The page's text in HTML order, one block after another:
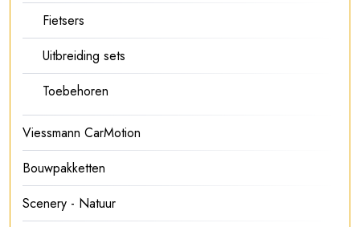
Fietsers
Uitbreiding sets
Toebehoren
Viessmann CarMotion
Bouwpakketten
Scenery - Natuur